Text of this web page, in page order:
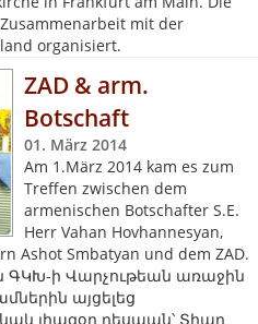
mit der
organisiert.
ZAD & arm.
Botschaft
01. März 2014
Am 1.März 2014 kam es zum
Treffen zwischen dem
armenischen Botschafter S.E.
Herr Vahan Hovhannesyan,
Ashot Smbatyan und dem ZAD.
ԳԿԽ-ի Վարչութեան առաջին
այցելեց
լիազօր դեսպան՝ Տիար